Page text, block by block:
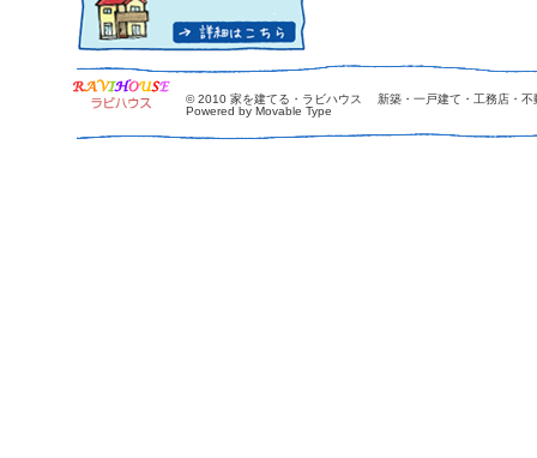
© 2010 家を建てる・ラビハウス 新築・一戸建て・工務店・不
Powered by Movable Type